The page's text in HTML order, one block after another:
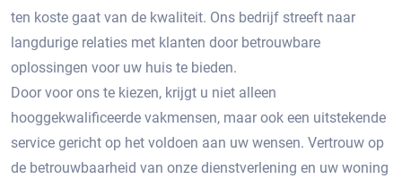
ten koste gaat van de kwaliteit. Ons bedrijf streeft naar
langdurige relaties met klanten door betrouwbare
oplossingen voor uw huis te bieden.
Door voor ons te kiezen, krijgt u niet alleen
hooggekwalificeerde vakmensen, maar ook een uitstekende
service gericht op het voldoen aan uw wensen. Vertrouw op
de betrouwbaarheid van onze dienstverlening en uw woning